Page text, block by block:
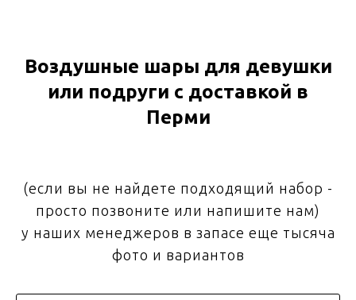
Воздушные шары для девушки
или подруги с доставкой в
Перми
(если вы не найдете подходящий набор -
просто позвоните или напишите нам)
у наших менеджеров в запасе еще тысяча
фото и вариантов